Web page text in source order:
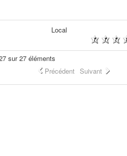
Local
sur 27 éléments
Précédent Suivant